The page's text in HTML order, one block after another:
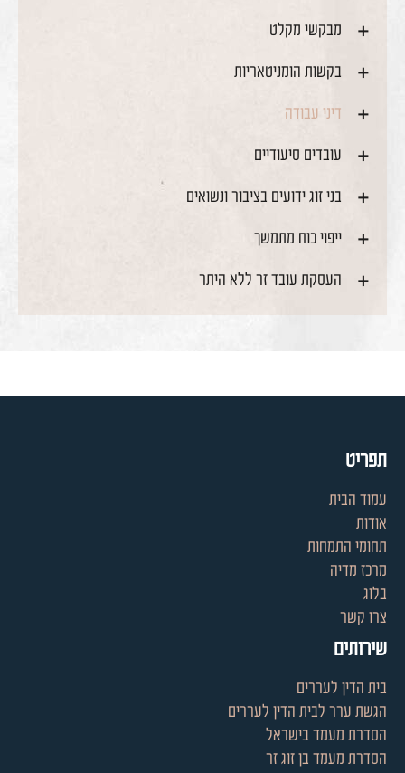
מבקשי מקלט
בקשות הומניטאריות
דיני עבודה
עובדים סיעודיים
בני זוג ידועים בציבור ונשואים
ייפוי כוח מתמשך
העסקת עובד זר ללא היתר
תפריט
עמוד הבית
אודות
תחומי התמחות
מרכז מדיה
בלוג
צרו קשר
שירותים
בית הדין לעררים
הגשת ערר לבית הדין לעררים
הסדרת מעמד בישראל
הסדרת מעמד בן זוג זר